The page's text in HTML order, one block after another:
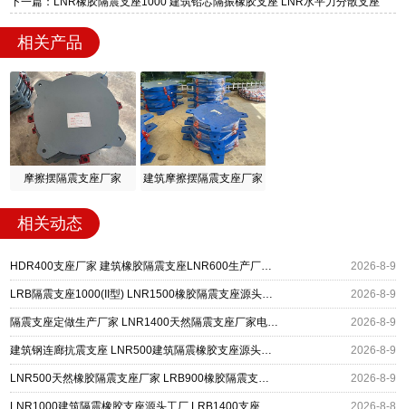
相关产品
摩擦摆隔震支座厂家 建筑摩擦摆隔震支座厂家
相关动态
HDR400支座厂家 建筑橡胶隔震支座LNR600生产厂家 LRB500铅芯支座生产厂家 2026-8-9
LRB隔震支座1000(II型) LNR1500橡胶隔震支座源头工厂 矩形高阻尼隔震支座 2026-8-9
隔震支座定做生产厂家 LNR1400天然隔震支座厂家电话 LRB400成品铅芯橡胶隔震支座源头工厂 2026-8-9
建筑钢连廊抗震支座 LNR500建筑隔震橡胶支座源头工厂 抗震减振支座厂家 2026-8-9
LNR500天然橡胶隔震支座厂家 LRB900橡胶隔震支座 建筑隔震减震支座 2026-8-9
2026-8-8